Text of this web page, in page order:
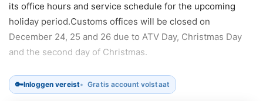
its office hours and service schedule for the upcoming
holiday period.Customs offices will be closed on
December 24, 25 and 26 due to ATV Day, Christmas Day
and the second day of Christmas.
🔑Inloggen vereist Gratis account volstaat